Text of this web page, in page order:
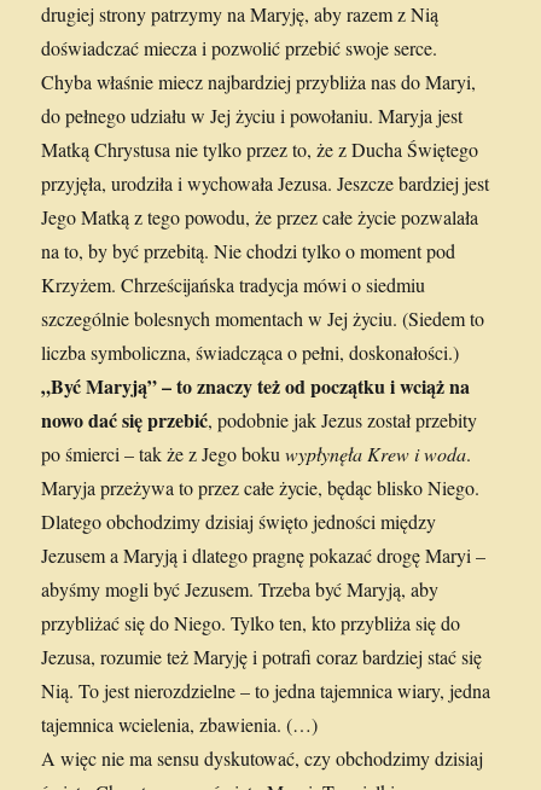
drugiej strony patrzymy na Maryję, aby razem z Nią
doświadczać miecza i pozwolić przebić swoje serce.
Chyba właśnie miecz najbardziej przybliża nas do Maryi,
do pełnego udziału w Jej życiu i powołaniu. Maryja jest
Matką Chrystusa nie tylko przez to, że z Ducha Świętego
przyjęła, urodziła i wychowała Jezusa. Jeszcze bardziej jest
Jego Matką z tego powodu, że przez całe życie pozwalała
na to, by być przebitą. Nie chodzi tylko o moment pod
Krzyżem. Chrześcijańska tradycja mówi o siedmiu
szczególnie bolesnych momentach w Jej życiu. (Siedem to
liczba symboliczna, świadcząca o pełni, doskonałości.)
„Być Maryją” – to znaczy też od początku i wciąż na
nowo dać się przebić, podobnie jak Jezus został przebity
po śmierci – tak że z Jego bokuwypłynęła Krew i woda.
Maryja przeżywa to przez całe życie, będąc blisko Niego.
Dlatego obchodzimy dzisiaj święto jedności między
Jezusem a Maryją i dlatego pragnę pokazać drogę Maryi –
abyśmy mogli być Jezusem. Trzeba być Maryją, aby
przybliżać się do Niego. Tylko ten, kto przybliża się do
Jezusa, rozumie też Maryję i potrafi coraz bardziej stać się
Nią. To jest nierozdzielne – to jedna tajemnica wiary, jedna
tajemnica wcielenia, zbawienia. (…)
A więc nie ma sensu dyskutować, czy obchodzimy dzisiaj